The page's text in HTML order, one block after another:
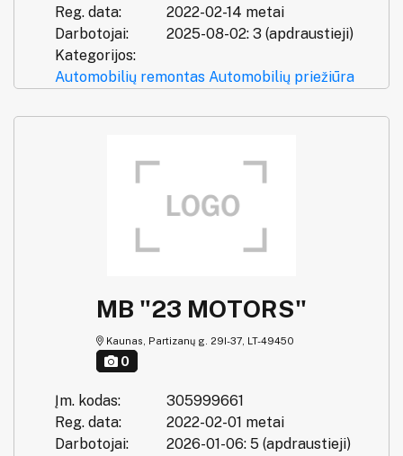
Reg. data:
2022-02-14 metai
Darbotojai:
2025-08-02: 3 (apdraustieji)
Kategorijos:
Automobilių remontas Automobilių priežiūra
MB "23 MOTORS"
Kaunas, Partizanų g. 29I-37, LT-49450
0
Įm. kodas:
305999661
Reg. data:
2022-02-01 metai
Darbotojai:
2026-01-06: 5 (apdraustieji)